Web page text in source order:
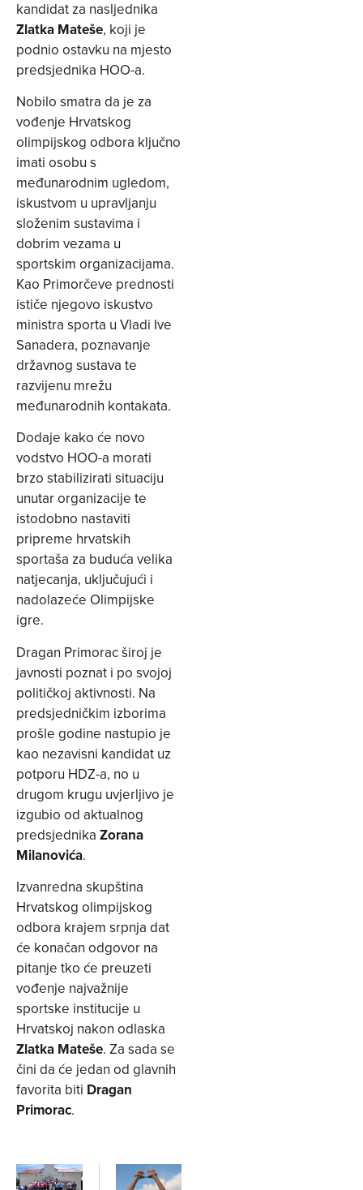
kandidat za nasljednika
Zlatka Mateše, koji je
podnio ostavku na mjesto
predsjednika HOO-a.
Nobilo smatra da je za
vođenje Hrvatskog
olimpijskog odbora ključno
imati osobu s
međunarodnim ugledom,
iskustvom u upravljanju
složenim sustavima i
dobrim vezama u
sportskim organizacijama.
Kao Primorčeve prednosti
ističe njegovo iskustvo
ministra sporta u Vladi Ive
Sanadera, poznavanje
državnog sustava te
razvijenu mrežu
međunarodnih kontakata.
Dodaje kako će novo
vodstvo HOO-a morati
brzo stabilizirati situaciju
unutar organizacije te
istodobno nastaviti
pripreme hrvatskih
sportaša za buduća velika
natjecanja, uključujući i
nadolazeće Olimpijske
igre.
Dragan Primorac široj je
javnosti poznat i po svojoj
političkoj aktivnosti. Na
predsjedničkim izborima
prošle godine nastupio je
kao nezavisni kandidat uz
potporu HDZ-a, no u
drugom krugu uvjerljivo je
izgubio od aktualnog
predsjednika Zorana
Milanovića.
Izvanredna skupština
Hrvatskog olimpijskog
odbora krajem srpnja dat
će konačan odgovor na
pitanje tko će preuzeti
vođenje najvažnije
sportske institucije u
Hrvatskoj nakon odlaska
Zlatka Mateše. Za sada se
čini da će jedan od glavnih
favorita biti Dragan
Primorac.